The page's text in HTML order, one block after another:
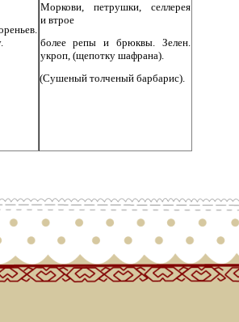
Моркови, петрушки, селлерея
и втрое
более репы и брюквы. Зелен.
укроп, (щепоткушафрана).
(Сушеный толченый барбарис).